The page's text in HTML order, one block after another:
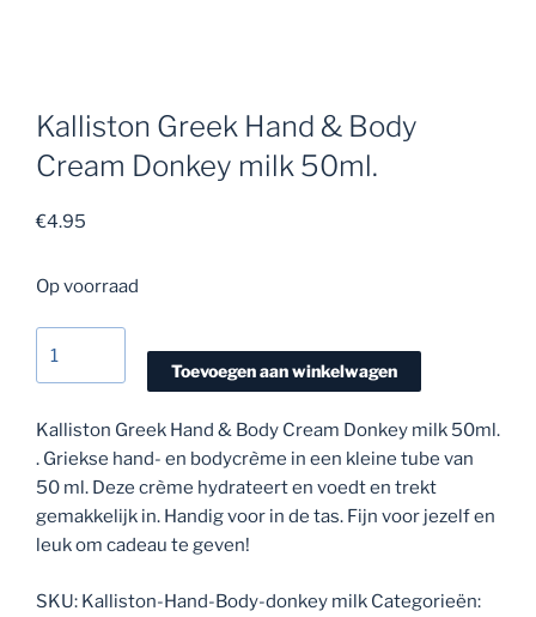
Kalliston Greek Hand & Body
Cream Donkey milk 50ml.
€4.95
Op voorraad
Greek
&
Body
Cream
Donkey
milk
aantal
Toevoegen aan winkelwagen
Kalliston Greek Hand & Body Cream Donkey milk 50ml.
. Griekse hand- en bodycrème in een kleine tube van
50 ml. Deze crème hydrateert en voedt en trekt
gemakkelijk in. Handig voor in de tas. Fijn voor jezelf en
leuk om cadeau te geven!
SKU: Kalliston-Hand-Body-donkey milk Categorieën: